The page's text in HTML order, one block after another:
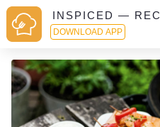
INSPICED —
DOWNLOAD APP